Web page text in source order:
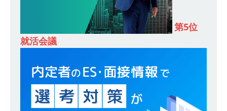
業として成長・収入アップが目指せる環境 ｜ オ
イシル
体育会積極採用企業
転勤なし ｜ 文系IT未経験でもOK ｜ 新卒の3年以
内昇進率91％ ｜ IT社会の今まさに求められてい
るベンチャー企業 ｜ 新卒2年目で1,000万円越え
第5位
就活会議